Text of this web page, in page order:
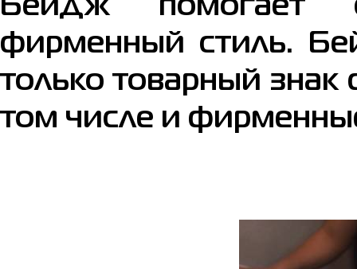
Бейдж помогает
фирменный стиль.
только товарный
том числе и